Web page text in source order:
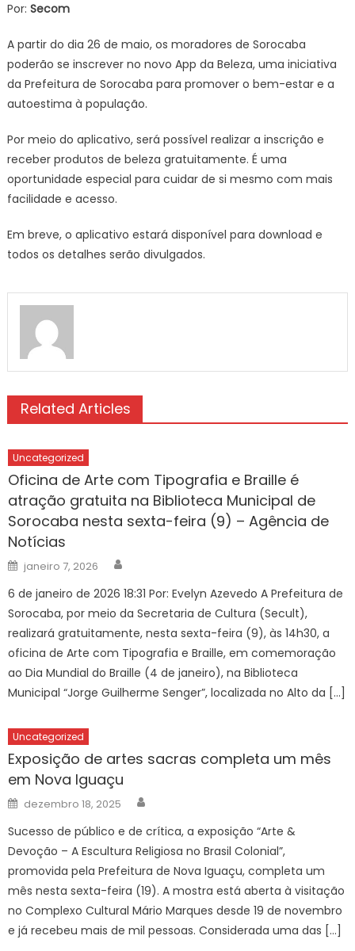
Por: Secom
A partir do dia 26 de maio, os moradores de Sorocaba
poderão se inscrever no novo App da Beleza, uma iniciativa
da Prefeitura de Sorocaba para promover o bem-estar e a
autoestima à população.
Por meio do aplicativo, será possível realizar a inscrição e
receber produtos de beleza gratuitamente. É uma
oportunidade especial para cuidar de si mesmo com mais
facilidade e acesso.
Em breve, o aplicativo estará disponível para download e
todos os detalhes serão divulgados.
Related Articles
Uncategorized
Oficina de Arte com Tipografia e Braille é
atração gratuita na Biblioteca Municipal de
Sorocaba nesta sexta-feira (9) – Agência de
Notícias
Posted
on
janeiro 7, 2026
6 de janeiro de 2026 18:31 Por: Evelyn Azevedo A Prefeitura de
Sorocaba, por meio da Secretaria de Cultura (Secult),
realizará gratuitamente, nesta sexta-feira (9), às 14h30, a
oficina de Arte com Tipografia e Braille, em comemoração
ao Dia Mundial do Braille (4 de janeiro), na Biblioteca
Municipal “Jorge Guilherme Senger”, localizada no Alto da […]
Uncategorized
Exposição de artes sacras completa um mês
em Nova Iguaçu
Posted
on
dezembro 18, 2025
Sucesso de público e de crítica, a exposição “Arte &
Devoção – A Escultura Religiosa no Brasil Colonial”,
promovida pela Prefeitura de Nova Iguaçu, completa um
mês nesta sexta-feira (19). A mostra está aberta à visitação
no Complexo Cultural Mário Marques desde 19 de novembro
e já recebeu mais de mil pessoas. Considerada uma das […]